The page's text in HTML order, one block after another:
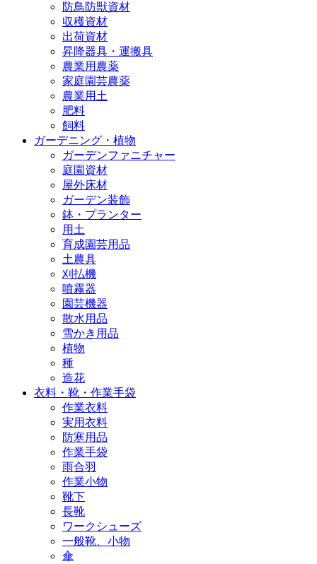
防鳥防獣資材
収穫資材
出荷資材
昇降器具・運搬具
農業用農薬
家庭園芸農薬
農業用土
肥料
飼料
ガーデニング・植物
ガーデンファニチャー
庭園資材
屋外床材
ガーデン装飾
鉢・プランター
用土
育成園芸用品
土農具
刈払機
噴霧器
園芸機器
散水用品
雪かき用品
植物
種
造花
衣料・靴・作業手袋
作業衣料
実用衣料
防寒用品
作業手袋
雨合羽
作業小物
靴下
長靴
ワークシューズ
一般靴、小物
傘